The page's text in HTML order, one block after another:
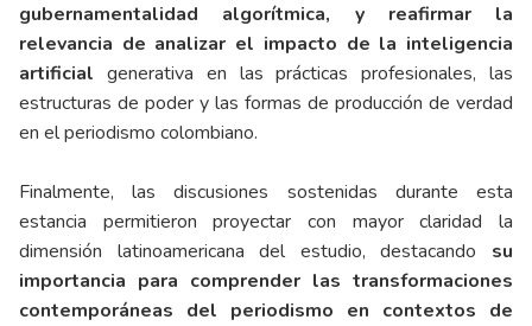
gubernamentalidad algorítmica, y reafirmar la
relevancia de analizar el impacto de la inteligencia
artificial generativa en las prácticas profesionales, las
estructuras de poder y las formas de producción de verdad
en el periodismo colombiano.
Finalmente, las discusiones sostenidas durante esta
estancia permitieron proyectar con mayor claridad la
dimensión latinoamericana del estudio, destacando su
importancia para comprender las transformaciones
contemporáneas del periodismo en contextos de